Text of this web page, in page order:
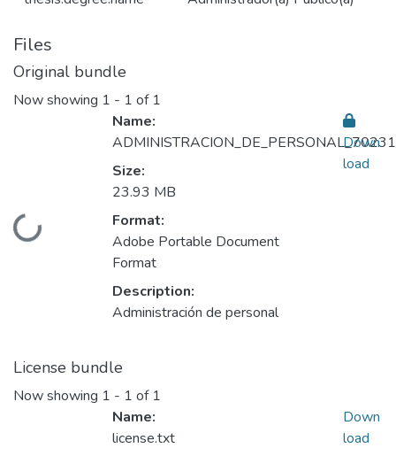
Files
Original bundle
Now showing 1 - 1 of 1
Loading...
Name:
Size:
23.93 MB
Format:
Adobe Portable Document
Format
Description:
Administración de personal
Down
load
License bundle
Now showing 1 - 1 of 1
Name:
license.txt
Down
load